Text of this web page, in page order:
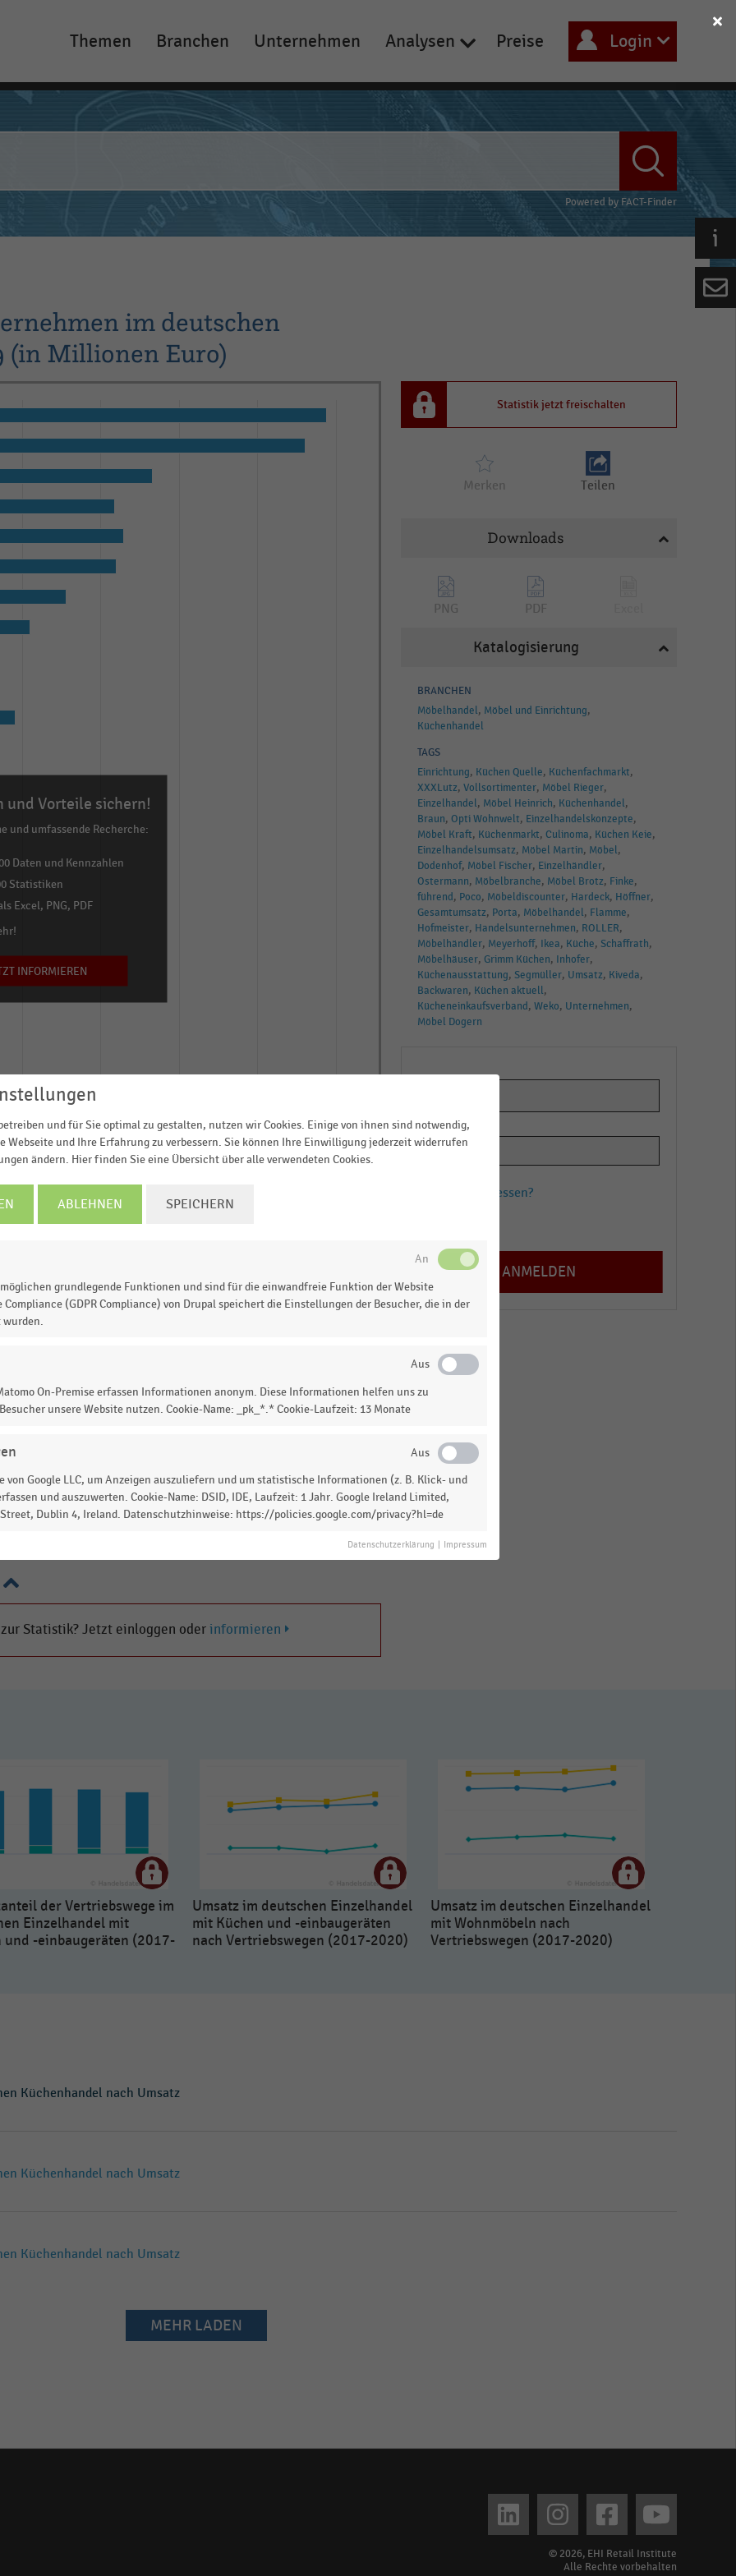
Main
navigation
Themen Branchen Unternehmen Analysen Preise Login
Powered by FACT-Finder
im deutschen
(in Millionen Euro)
0,20
und Vorteile sichern!
und umfassende Recherche:
Daten und Kennzahlen
Statistiken
Excel, PNG, PDF
INFORMIEREN
Unternehmen im deutschen Küchenhandel nach dem
der Top 30 Küchenhändler in Deutschland ist
rund 660 Millionen Euro. Auf Platz 2 folgt Ikea mit
Euro.
Statistik? Jetzt einloggen oder informieren
Statistik jetzt freischalten
Merken Teilen
Downloads
PNG PDF
Katalogisierung
BRANCHEN
Möbelhandel Möbel und Einrichtung
Küchenhandel
TAGS
Einrichtung Küchen Quelle Küchenfachmarkt
XXXLutz Vollsortimenter Möbel Rieger
Einzelhandel Möbel Heinrich Küchenhandel
Braun Opti Wohnwelt Einzelhandelskonzepte
Möbel Kraft Küchenmarkt Culinoma Küchen Keie
Einzelhandelsumsatz Möbel Martin Möbel
Dodenhof Möbel Fischer Einzelhändler
Ostermann Möbelbranche Möbel Brotz Finke
führend Poco Möbeldiscounter Hardeck Höffner
Gesamtumsatz Porta Möbelhandel Flamme
Hofmeister Handelsunternehmen ROLLER
Möbelhändler Meyerhoff Ikea Küche Schaffrath
Möbelhäuser Grimm Küchen Inhofer
Küchenausstattung Segmüller Umsatz Kiveda
Backwaren Küchen aktuell
Kücheneinkaufsverband Weko Unternehmen
Möbel Dogern
Passwort vergessen?
der Vertriebswege im
Einzelhandel mit
und -einbaugeräten (2017-
Umsatz im deutschen Einzelhandel
mit Küchen und -einbaugeräten
nach Vertriebswegen (2017-2020)
Umsatz im deutschen Einzelhandel
mit Wohnmöbeln nach
Vertriebswegen (2017-2020)
Küchenhandel nach Umsatz
Küchenhandel nach Umsatz
Küchenhandel nach Umsatz
MEHR LADEN
© 2026, EHI Retail Institute
Alle Rechte vorbehalten
und für Sie optimal zu gestalten, nutzen wir Cookies. Einige von ihnen sind notwendig,
Webseite und Ihre Erfahrung zu verbessern. Sie können Ihre Einwilligung jederzeit widerrufen
ändern. Hier finden Sie eine Übersicht über alle verwendeten Cookies.
ABLEHNEN SPEICHERN
grundlegende Funktionen und sind für die einwandfreie Funktion der Website
(GDPR Compliance) von Drupal speichert die Einstellungen der Besucher, die in der
wurden.
On-Premise erfassen Informationen anonym. Diese Informationen helfen uns zu
unsere Website nutzen. Cookie-Name: _pk_*.* Cookie-Laufzeit: 13 Monate
von Google LLC, um Anzeigen auszuliefern und um statistische Informationen (z. B. Klick- und
und auszuwerten. Cookie-Name: DSID, IDE, Laufzeit: 1 Jahr. Google Ireland Limited,
Street, Dublin 4, Ireland. Datenschutzhinweise: https://policies.google.com/privacy?hl=de
Datenschutzerklärung Impressum